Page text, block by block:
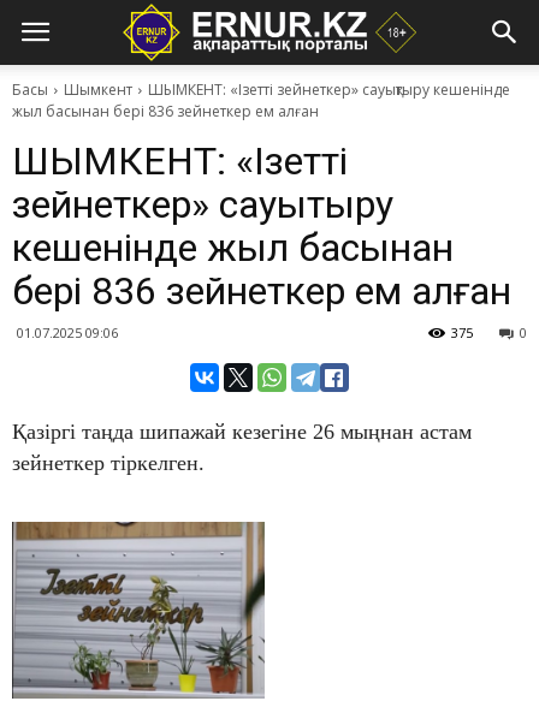
Басы Шымкент
ШЫМКЕНТ: ​«Ізетті зейнеткер» сауықтыру кешенінде
жыл басынан бері 836 зейнеткер​ ем алған
ШЫМКЕНТ: ​«Ізетті
зейнеткер» сауықтыру
кешенінде жыл басынан
бері 836 зейнеткер​ ем алған
01.07.2025 09:06 0
375
Қазіргі таңда шипажай кезегіне 26 мыңнан астам
зейнеткер тіркелген.